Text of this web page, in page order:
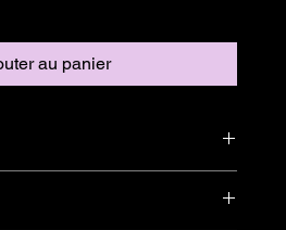
au panier